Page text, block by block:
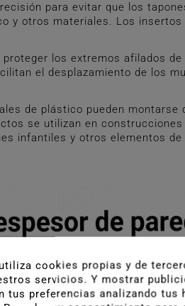
para evitar que los
y otros materiales. Los
los extremos afilados
el desplazamiento de los
de plástico pueden
se utilizan en
infantiles y otros elementos
cookies propias y de
servicios. Y mostrar
tus preferencias analizando tus